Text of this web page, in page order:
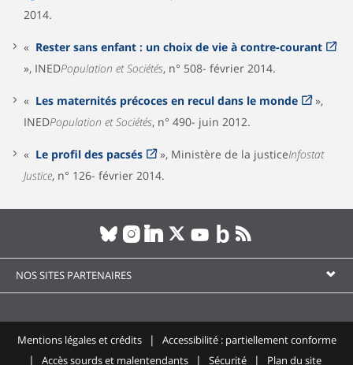
2014.
« Rester sans enfant : un choix de vie à contre-courant
», INEDPopulation et Sociétés, n° 508- février 2014.
« Les maternités précoces en recul dans le monde
»,
INEDPopulation et Sociétés, n° 490- juin 2012.
« Le profil des pacsés », Ministère de la justiceInfostat
Justice, n° 126- février 2014.
NOS SITES PARTENAIRES
Mentions légales et crédits
Accessibilité : partiellement conforme
Accès sourds et malentendants
Sécurité Plan du site